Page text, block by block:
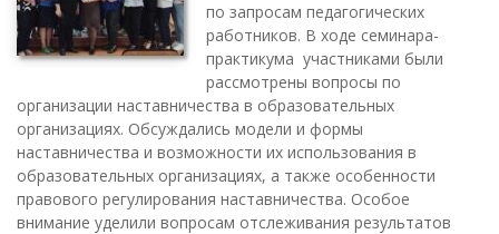
по запросам педагогических
работников. В ходе семинара-
практикума участниками были
рассмотрены вопросы по
организации наставничества в образовательных
организациях. Обсуждались модели и формы
наставничества и возможности их использования в
образовательных организациях, а также особенности
правового регулирования наставничества. Особое
внимание уделили вопросам отслеживания результатов